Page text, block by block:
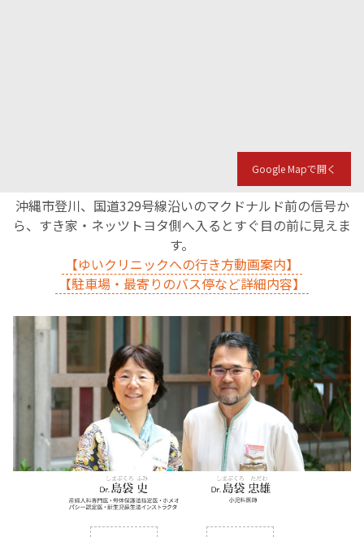
Google Mapで開く
沖縄市登川、国道329号線沿いのマクドナルド前の信号か
ら、すき家・ネッツトヨタ側へ入るとすぐ目の前に見えま
す。
【ゆいクリニックへの行き方動画案内】
【駐車場・最寄りのバス停など詳細内容】